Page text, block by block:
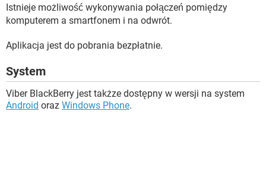
Istnieje możliwość wykonywania połączeń pomiędzy
komputerem a smartfonem i na odwrót.
Aplikacja jest do pobrania bezpłatnie.
System
Viber BlackBerry jest takżze dostępny w wersji na system
Android oraz Windows Phone.